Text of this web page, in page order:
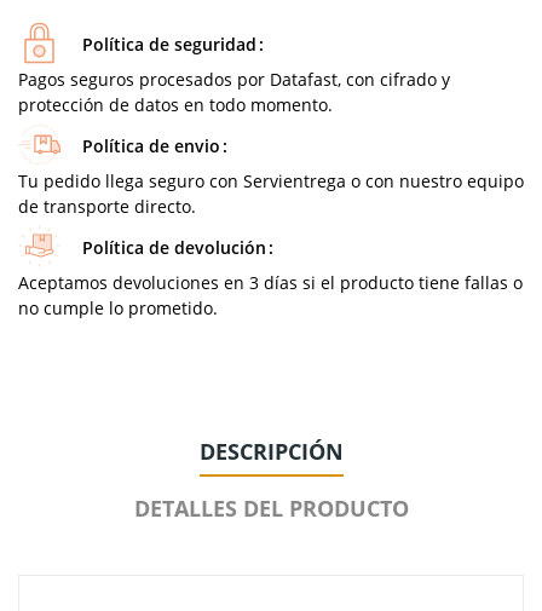
Política de seguridad
Pagos seguros procesados por Datafast, con cifrado y
protección de datos en todo momento.
Política de envio
Tu pedido llega seguro con Servientrega o con nuestro equipo
de transporte directo.
Política de devolución
Aceptamos devoluciones en 3 días si el producto tiene fallas o
no cumple lo prometido.
DESCRIPCIÓN
DETALLES DEL PRODUCTO